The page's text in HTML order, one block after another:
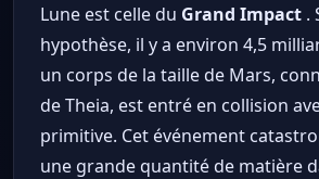
Lune est celle du Grand Impact .
hypothèse, il y a environ 4,5
un corps de la taille de Mars,
de Theia, est entré en collision
primitive. Cet événement
une grande quantité de matière